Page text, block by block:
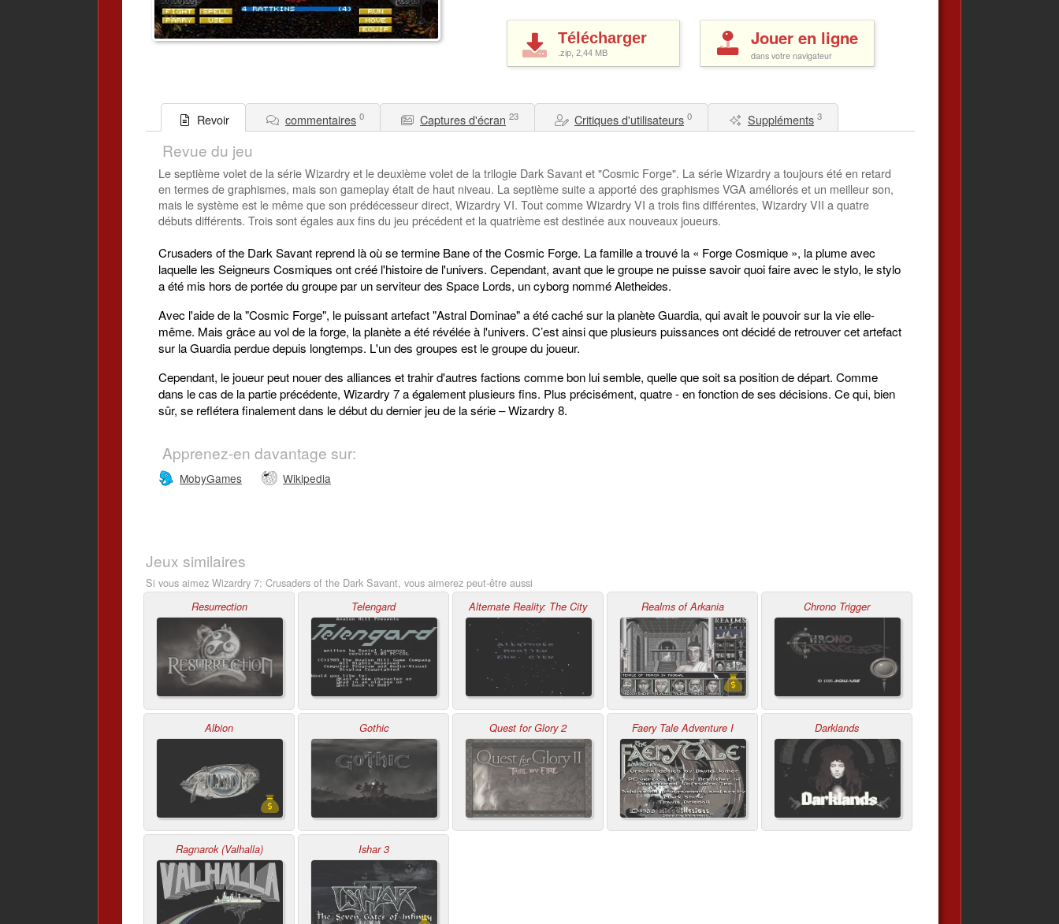
Télécharger
.zip, 2,44 MB
Jouer en ligne
dans votre navigateur
Revoir commentaires 0 Captures d'écran 23 Critiques d'utilisateurs 0 Suppléments 3
Revue du jeu
Le septième volet de la série Wizardry et le deuxième volet de la trilogie Dark Savant et "Cosmic Forge". La série Wizardry a toujours été en retard
en termes de graphismes, mais son gameplay était de haut niveau. La septième suite a apporté des graphismes VGA améliorés et un meilleur son,
mais le système est le même que son prédécesseur direct, Wizardry VI. Tout comme Wizardry VI a trois fins différentes, Wizardry VII a quatre
débuts différents. Trois sont égales aux fins du jeu précédent et la quatrième est destinée aux nouveaux joueurs.
Crusaders of the Dark Savant reprend là où se termine Bane of the Cosmic Forge. La famille a trouvé la « Forge Cosmique », la plume avec
laquelle les Seigneurs Cosmiques ont créé l'histoire de l'univers. Cependant, avant que le groupe ne puisse savoir quoi faire avec le stylo, le stylo
a été mis hors de portée du groupe par un serviteur des Space Lords, un cyborg nommé Aletheides.
Avec l'aide de la "Cosmic Forge", le puissant artefact "Astral Dominae" a été caché sur la planète Guardia, qui avait le pouvoir sur la vie elle-
même. Mais grâce au vol de la forge, la planète a été révélée à l'univers. C’est ainsi que plusieurs puissances ont décidé de retrouver cet artefact
sur la Guardia perdue depuis longtemps. L'un des groupes est le groupe du joueur.
Cependant, le joueur peut nouer des alliances et trahir d'autres factions comme bon lui semble, quelle que soit sa position de départ. Comme
dans le cas de la partie précédente, Wizardry 7 a également plusieurs fins. Plus précisément, quatre - en fonction de ses décisions. Ce qui, bien
sûr, se reflétera finalement dans le début du dernier jeu de la série – Wizardry 8.
Apprenez-en davantage sur:
MobyGames Wikipedia
Jeux similaires
Si vous aimez Wizardry 7: Crusaders of the Dark Savant, vous aimerez peut-être aussi
Resurrection Telengard Alternate Reality: The City Realms of Arkania Chrono Trigger
Albion Gothic Quest for Glory 2 Faery Tale Adventure I Darklands
Ragnarok (Valhalla) Ishar 3